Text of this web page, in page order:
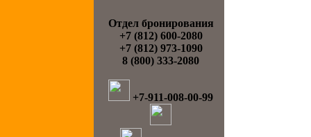
Отдел бронирования
+7 (812) 600-2080
+7 (812) 973-1090
8 (800) 333-2080
+7-911-008-00-99